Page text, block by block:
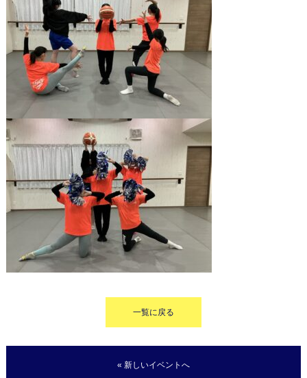
一覧に戻る
« 新しいイベントへ